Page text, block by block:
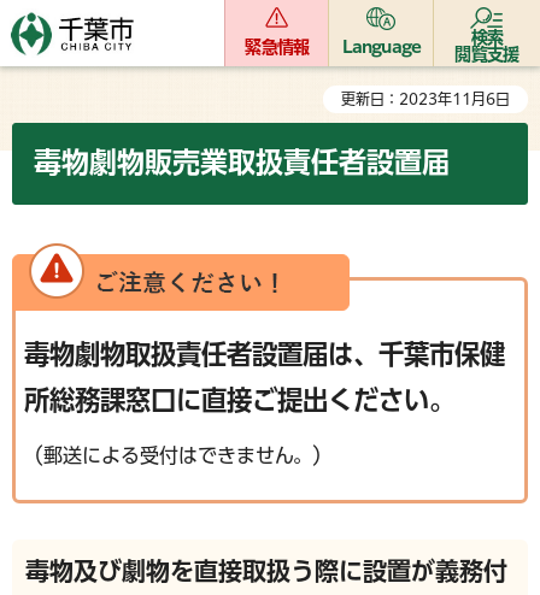
緊急情報 Language
検索
閲覧支援
更新日：2023年11月6日
毒物劇物販売業取扱責任者設置届
毒物劇物取扱責任者設置届は、千葉市保健
所総務課窓口に直接ご提出ください。
（郵送による受付はできません。）
毒物及び劇物を直接取扱う際に設置が義務付